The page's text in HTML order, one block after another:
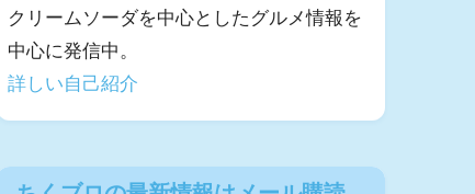
クリームソーダを中心としたグルメ情報を
中心に発信中。
詳しい自己紹介